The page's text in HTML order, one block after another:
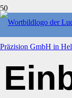
MESSEN MIT